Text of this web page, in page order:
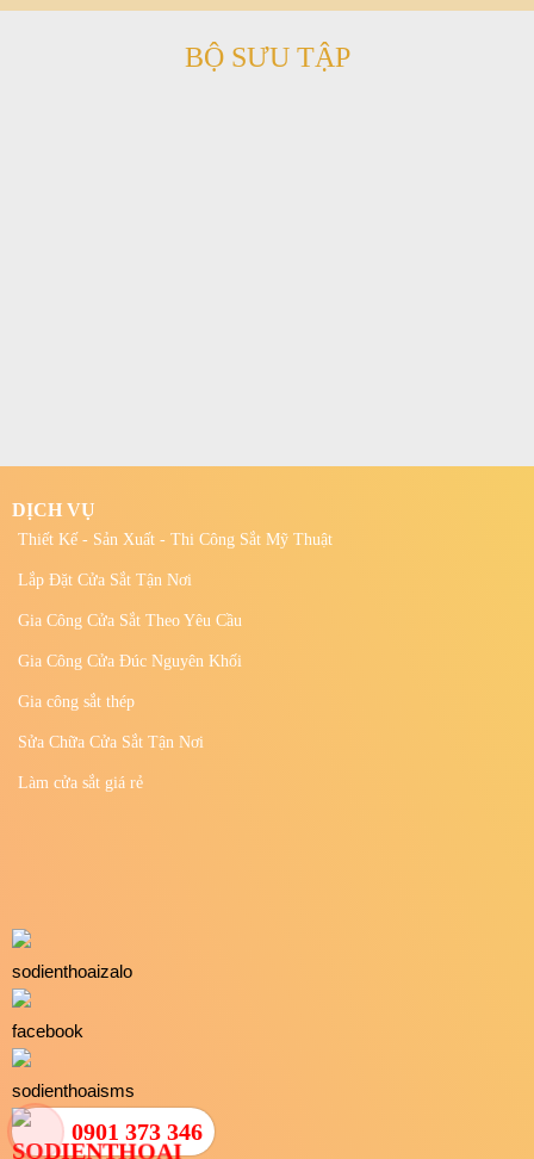
BỘ SƯU TẬP
Lắp Đặt Cửa Sắt Tận Nơi
Gia Công Cửa Sắt Theo Yêu Cầu
Gia công sắt thép
Sửa Chữa Cửa Sắt Tận Nơi
Làm cửa sắt giá rẻ
0901 373 346